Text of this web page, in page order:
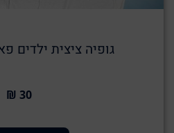
גופיה ציצית ילדים
30 ₪